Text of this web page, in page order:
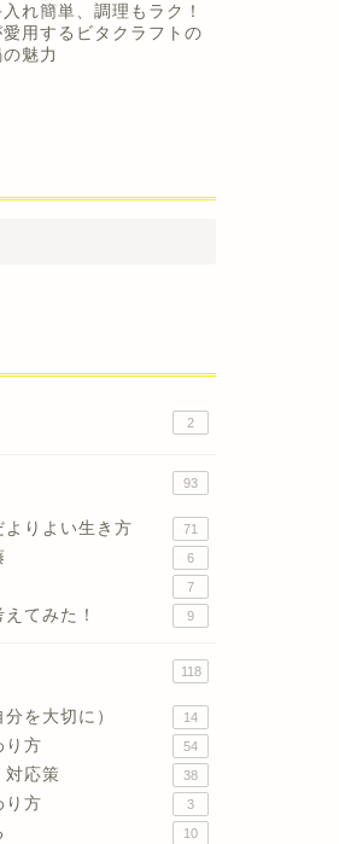
入れ簡単、調理もラク！
愛用するビタクラフトの
魅力
2
93
りよい生き方 71
6
7
てみた！ 9
118
を大切に） 14
り方 54
対応策 38
り方 3
10